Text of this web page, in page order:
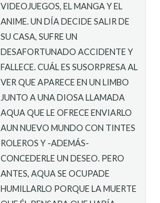
VIDEOJUEGOS, EL MANGA Y EL
ANIME. UN DÍA DECIDE SALIR DE
SU CASA, SUFRE UN
DESAFORTUNADO ACCIDENTE Y
FALLECE. CUÁL ES SUSORPRESA AL
VER QUE APARECE EN UN LIMBO
JUNTO A UNA DIOSA LLAMADA
AQUA QUE LE OFRECE ENVIARLO
AUN NUEVO MUNDO CON TINTES
ROLEROS Y -ADEMÁS-
CONCEDERLE UN DESEO. PERO
ANTES, AQUA SE OCUPADE
HUMILLARLO PORQUE LA MUERTE